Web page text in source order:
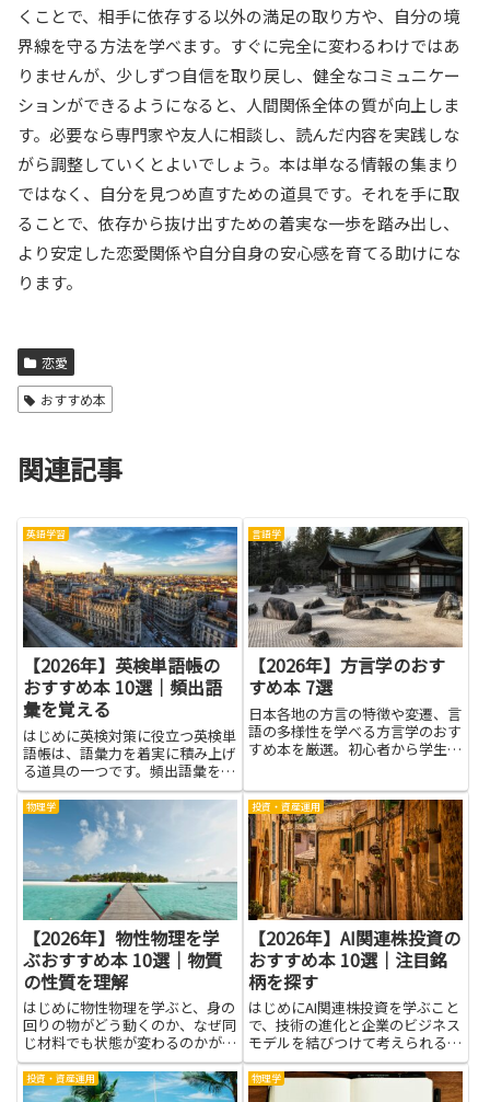
くことで、相手に依存する以外の満足の取り方や、自分の境
界線を守る方法を学べます。すぐに完全に変わるわけではあ
りませんが、少しずつ自信を取り戻し、健全なコミュニケー
ションができるようになると、人間関係全体の質が向上しま
す。必要なら専門家や友人に相談し、読んだ内容を実践しな
がら調整していくとよいでしょう。本は単なる情報の集まり
ではなく、自分を見つめ直すための道具です。それを手に取
ることで、依存から抜け出すための着実な一歩を踏み出し、
より安定した恋愛関係や自分自身の安心感を育てる助けにな
ります。
恋愛
おすすめ本
関連記事
英語学習
【2026年】英検単語帳の
おすすめ本 10選｜頻出語
彙を覚える
はじめに英検対策に役立つ英検単
語帳は、語彙力を着実に積み上げ
る道具の一つです。頻出語彙を覚
えることで、長い文章にも目を通
すときの負担が減り、試験の選択
肢を見極めやすくなります。初め
て手に取る人でも、1日5分ずつ
続けられるシンプルな練習が見
つ...
言語学
【2026年】方言学のおす
すめ本 7選
日本各地の方言の特徴や変遷、言
語の多様性を学べる方言学のおす
すめ本を厳選。初心者から学生、
物理学
【2026年】物性物理を学
ぶおすすめ本 10選｜物質
の性質を理解
はじめに物性物理を学ぶと、身の
回りの物がどう動くのか、なぜ同
じ材料でも状態が変わるのかが、
ひとつの筋で見えてきます。原子
の動きや、金属が電気を流すしく
み、結晶の形が物性にどう影響す
投資・資産運用
【2026年】AI関連株投資の
おすすめ本 10選｜注目銘
柄を探す
はじめにAI関連株投資を学ぶこと
で、技術の進化と企業のビジネス
モデルを結びつけて考えられるよ
うになります。基礎的なAIの仕組
みや、事業化の段階、収益の源泉
を理解すると、企業の強みや弱み
投資・資産運用 物理学